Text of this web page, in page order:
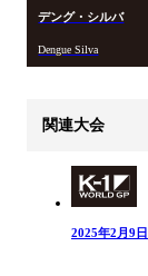
デング・シルバ
Dengue Silva
関連大会
2025年2月9